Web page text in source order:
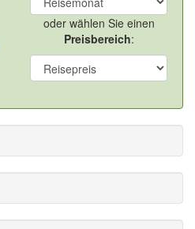
oder wählen Sie einen
Preisbereich: